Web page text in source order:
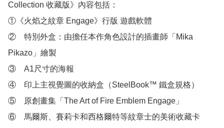
Collection 收藏版》內容包括：
①《火焰之紋章 Engage》行版 遊戲軟體
②　特別外盒：由擔任本作角色設計的插畫師「Mika
Pikazo」繪製
③　A1尺寸的海報
④　印上主視覺圖的收納盒（SteelBook™ 鐵盒規格）
⑤　原創畫集「The Art of Fire Emblem Engage」
⑥　馬爾斯、賽莉卡和西格爾特等紋章士的美術收藏卡